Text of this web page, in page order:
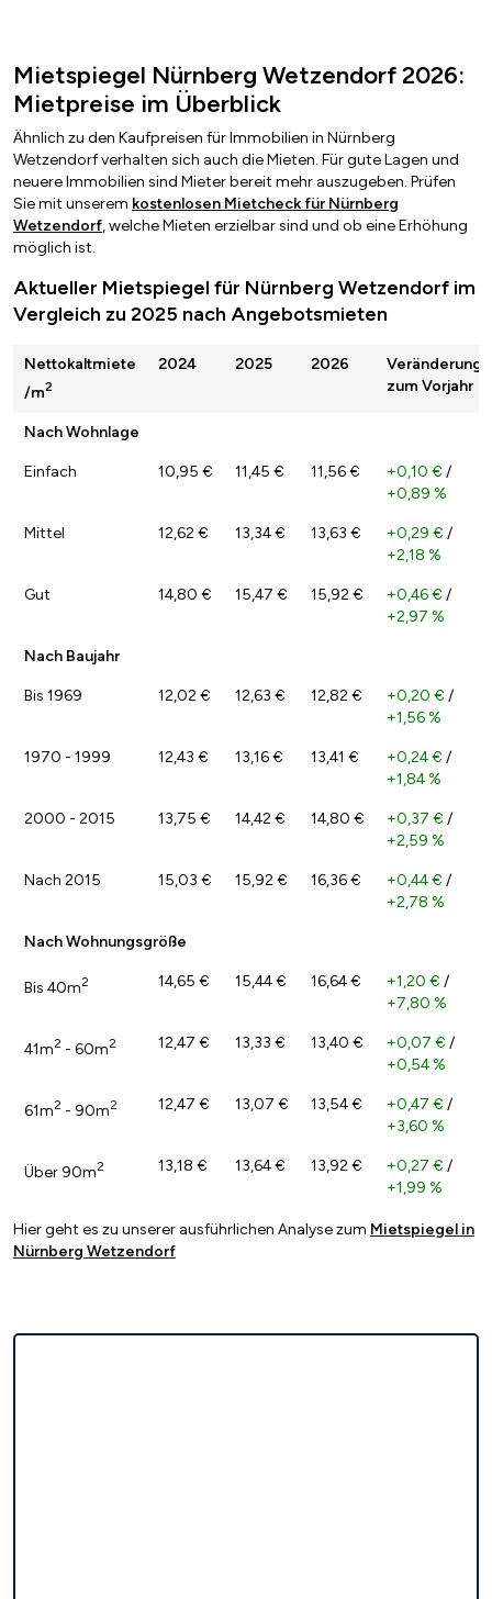
Mietspiegel Nürnberg Wetzendorf 2026:
Mietpreise im Überblick
Ähnlich zu den Kaufpreisen für Immobilien in Nürnberg
Wetzendorf verhalten sich auch die Mieten. Für gute Lagen und
neuere Immobilien sind Mieter bereit mehr auszugeben. Prüfen
Sie mit unserem kostenlosen Mietcheck für Nürnberg
Wetzendorf, welche Mieten erzielbar sind und ob eine Erhöhung
möglich ist.
Aktueller Mietspiegel für Nürnberg Wetzendorf im
Vergleich zu 2025 nach Angebotsmieten
Nettokaltmiete
/m2
2024 2025 2026
Veränderung
zum Vorjahr
Nach Wohnlage
Einfach 10,95 € 11,45 € 11,56 € +0,10 € /
+0,89 %
Mittel 12,62 € 13,34 € 13,63 € +0,29 € /
+2,18 %
Gut 14,80 € 15,47 € 15,92 € +0,46 € /
+2,97 %
Nach Baujahr
Bis 1969 12,02 € 12,63 € 12,82 € +0,20 € /
+1,56 %
1970 - 1999 12,43 € 13,16 € 13,41 € +0,24 € /
+1,84 %
2000 - 2015 13,75 € 14,42 € 14,80 € +0,37 € /
+2,59 %
Nach 2015 15,03 € 15,92 € 16,36 € +0,44 € /
+2,78 %
Nach Wohnungsgröße
Bis 40m2 14,65 € 15,44 € 16,64 € +1,20 € /
+7,80 %
41m2 - 60m2 12,47 € 13,33 € 13,40 € +0,07 € /
+0,54 %
61m2 - 90m2 12,47 € 13,07 € 13,54 € +0,47 € /
+3,60 %
Über 90m2 13,18 € 13,64 € 13,92 € +0,27 € /
+1,99 %
Hier geht es zu unserer ausführlichen Analyse zum Mietspiegel in
Nürnberg Wetzendorf